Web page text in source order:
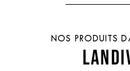
NOS PRODUITS